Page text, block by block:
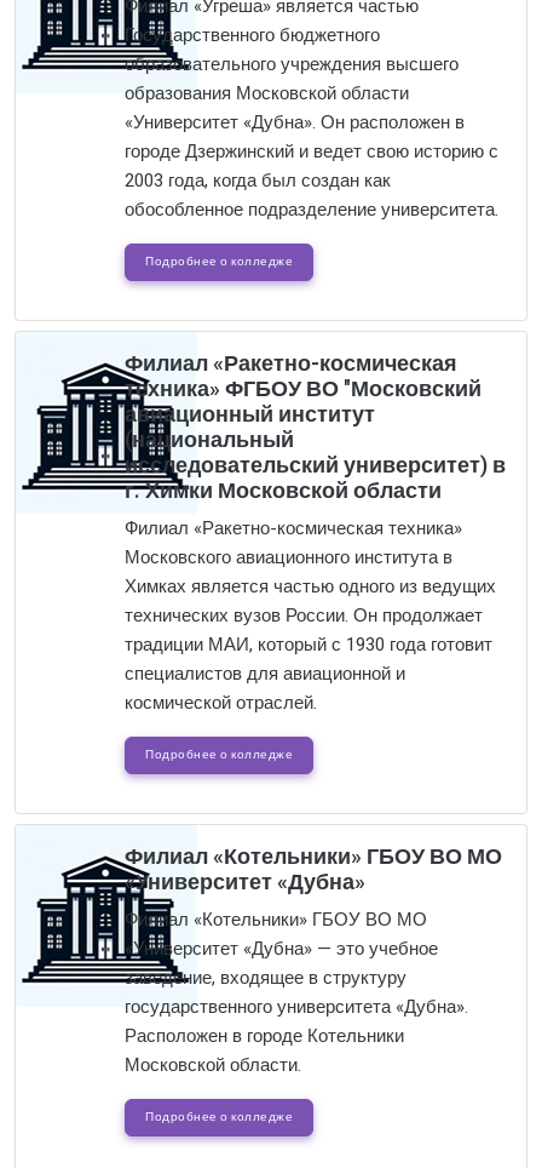
Филиал «Угреша» является частью
Государственного бюджетного
образовательного учреждения высшего
образования Московской области
«Университет «Дубна». Он расположен в
городе Дзержинский и ведет свою историю с
2003 года, когда был создан как
обособленное подразделение университета.
Подробнее о колледже
Филиал «Ракетно-космическая
техника» ФГБОУ ВО "Московский
авиационный институт
(национальный
исследовательский университет) в
г. Химки Московской области
Филиал «Ракетно-космическая техника»
Московского авиационного института в
Химках является частью одного из ведущих
технических вузов России. Он продолжает
традиции МАИ, который с 1930 года готовит
специалистов для авиационной и
космической отраслей.
Подробнее о колледже
Филиал «Котельники» ГБОУ ВО МО
«Университет «Дубна»
Филиал «Котельники» ГБОУ ВО МО
«Университет «Дубна» — это учебное
заведение, входящее в структуру
государственного университета «Дубна».
Расположен в городе Котельники
Московской области.
Подробнее о колледже